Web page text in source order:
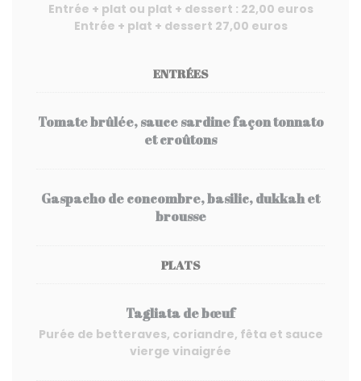
Entrée + plat ou plat + dessert : 22,00 euros
Entrée + plat + dessert 27,00 euros
ENTRÉES
Tomate brûlée, sauce sardine façon tonnato
et croûtons
Gaspacho de concombre, basilic, dukkah et
brousse
PLATS
Tagliata de bœuf
Purée de betteraves, coriandre, fêta et sauce
vierge vinaigrée